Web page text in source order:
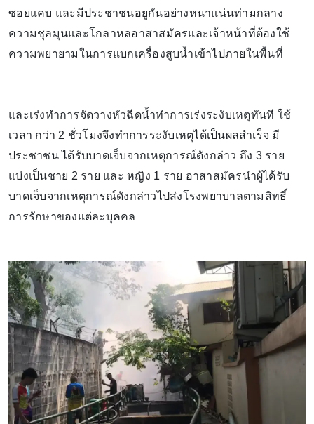
ซอยแคบ และมีประชาชนอยูกันอย่างหนาแน่นท่ามกลาง
ความชุลมุนและโกลาหลอาสาสมัครและเจ้าหน้าที่ต้องใช้
ความพยายามในการแบกเครื่องสูบน้ำเข้าไปภายในพื้นที่
และเร่งทำการจัดวางหัวฉีดน้ำทำการเร่งระงับเหตุทันที ใช้
เวลา กว่า 2 ชั่วโมงจึงทำการระงับเหตุได้เป็นผลสำเร็จ มี
ประชาชน ได้รับบาดเจ็บจากเหตุการณ์ดังกล่าว ถึง 3 ราย
แบ่งเป็นชาย 2 ราย และ หญิง 1 ราย อาสาสมัครนำผู้ได้รับ
บาดเจ็บจากเหตุการณ์ดังกล่าวไปส่งโรงพยาบาลตามสิทธิ์
การรักษาของแต่ละบุคคล